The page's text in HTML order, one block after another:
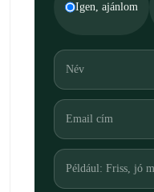
Igen, ajánlom